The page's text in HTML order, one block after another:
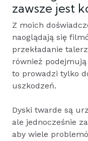
zawsze jest
Z moich
naoglądają się
przekładanie
również
to prowadzi tylko
uszkodzeń.
Dyski twarde są
ale jednocześnie
aby wiele